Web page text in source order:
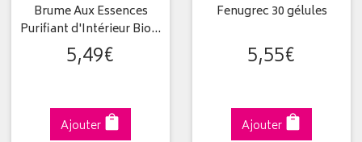
Brume Aux Essences
Purifiant d'Intérieur Bio…
5,49€
Ajouter
Fenugrec 30 gélules
5,55€
Ajouter